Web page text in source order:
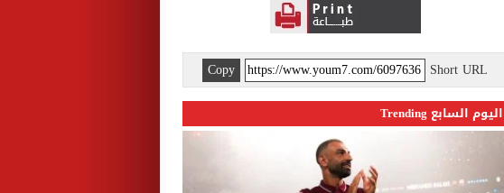
Short URL
Copy
اليوم السابع Trending